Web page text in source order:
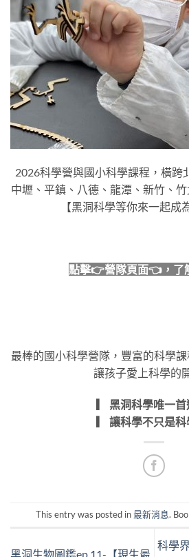
2026科學營與國小科學課程，橫跨
中壢、平鎮、八德、龍潭、新竹、
【黑洞科學等你來一起成
點擊👉營隊頁面👈 ，
最棒的國小科學營隊，豐富的科學
讓孩子愛上科學的
▎ 黑洞科學唯一首
▎ 讓科學不只是科
This entry was posted in最新消息.
黑洞生物圖鑑ep.11-【現生最
科學